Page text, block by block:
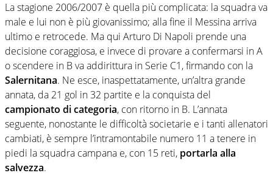
La stagione 2006/2007 è quella più complicata: la squadra va
male e lui non è più giovanissimo; alla fine il Messina arriva
ultimo e retrocede. Ma qui Arturo Di Napoli prende una
decisione coraggiosa, e invece di provare a confermarsi in A
o scendere in B va addirittura in Serie C1, firmando con la
Salernitana. Ne esce, inaspettatamente, un’altra grande
annata, da 21 gol in 32 partite e la conquista del
campionato di categoria, con ritorno in B. L’annata
seguente, nonostante le difficoltà societarie e i tanti allenatori
cambiati, è sempre l’intramontabile numero 11 a tenere in
piedi la squadra campana e, con 15 reti, portarla alla
salvezza.